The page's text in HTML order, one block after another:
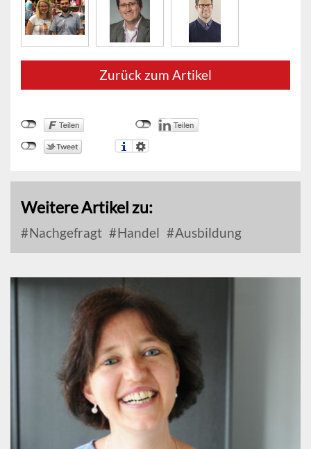
Zurück zum Artikel
Weitere Artikel zu:
Nachgefragt Handel Ausbildung